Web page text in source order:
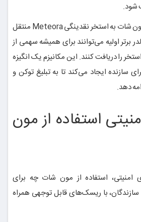
شود.
هنگامی که یک توکن از مون شات به استخر نقدینگی Meteora منتقل
سازنده و ۵۰ هولدر برتر اولیه می‌توانند برای همیشه سهمی از
را دریافت کنند. این مکانیزم یک انگیزه
سازنده ایجاد می‌کند تا به تبلیغ توکن و
دهد.
استفاده از مون
امنیتی، استفاده از مون شات چه برای
سازندگان، با ریسک‌های قابل توجهی همراه